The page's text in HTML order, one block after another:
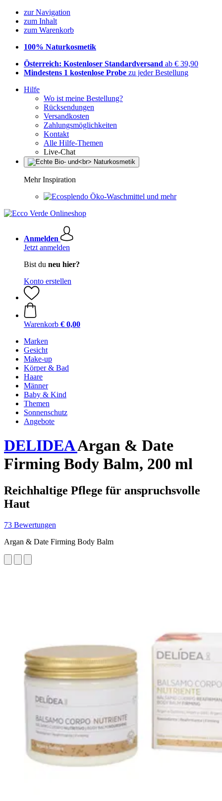
zur Navigation
zum Inhalt
zum Warenkorb
100% Naturkosmetik
Österreich: Kostenloser Standardversand ab € 39,90
Mindestens 1 kostenlose Probe zu jeder Bestellung
Hilfe
Wo ist meine Bestellung?
Rücksendungen
Versandkosten
Zahlungsmöglichkeiten
Kontakt
Alle Hilfe-Themen
Live-Chat
Mehr Inspiration
Öko-Waschmittel und mehr
Anmelden
Jetzt anmelden
Bist du neu hier?
Konto erstellen
Warenkorb € 0,00
Marken
Gesicht
Make-up
Körper & Bad
Haare
Männer
Baby & Kind
Themen
Sonnenschutz
Angebote
DELIDEAArgan & Date
Firming Body Balm, 200 ml
Reichhaltige Pflege für anspruchsvolle
Haut
73 Bewertungen
Argan & Date Firming Body Balm